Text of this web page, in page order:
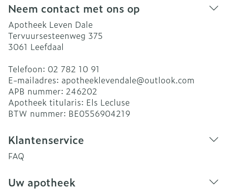
Neem contact met ons op
Apotheek Leven Dale
Tervuursesteenweg 375
3061 Leefdaal
Telefoon: 02 782 10 91
E-mailadres: apotheeklevendale@outlook.com
APB nummer: 246202
Apotheek titularis: Els Lecluse
BTW nummer: BE0556904219
Klantenservice
FAQ
Uw apotheek